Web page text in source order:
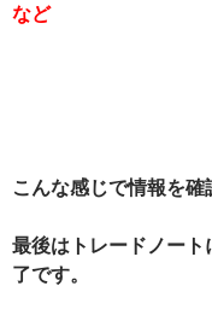
など
こんな感じで情報を確
最後はトレードノー
了です。